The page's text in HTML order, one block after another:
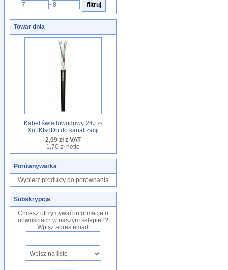
-
Towar dnia
Kabel światłowodowy 24J z-
XoTKtsdDb do kanalizacji
2,09 zł z VAT
1,70 zł netto
Porównywarka
Wybierz produkty do porównania
Subskrypcja
Chcesz otrzymywać informacje o
nowościach w naszym sklepie??
Wpisz adres email!